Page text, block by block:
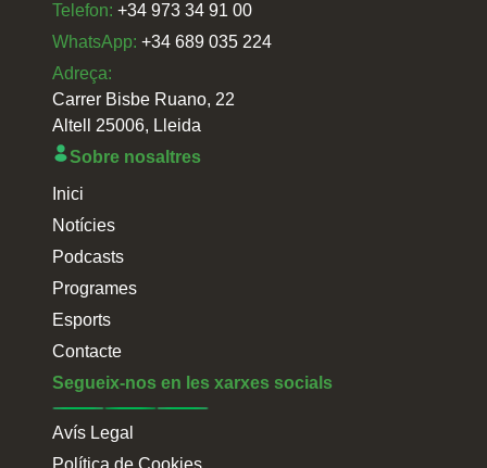
Telefon: +34 973 34 91 00
WhatsApp: +34 689 035 224
Adreça:
Carrer Bisbe Ruano, 22
Altell 25006, Lleida
Sobre nosaltres
Inici
Notícies
Podcasts
Programes
Esports
Contacte
Segueix-nos en les xarxes socials
Avís Legal
Política de Cookies